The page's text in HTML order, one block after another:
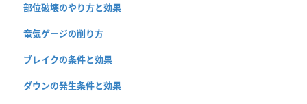
部位破壊のやり方と効果
竜気ゲージの削り方
ブレイクの条件と効果
ダウンの発生条件と効果